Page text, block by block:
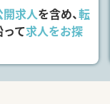
開求人を含め、転
て求人をお探